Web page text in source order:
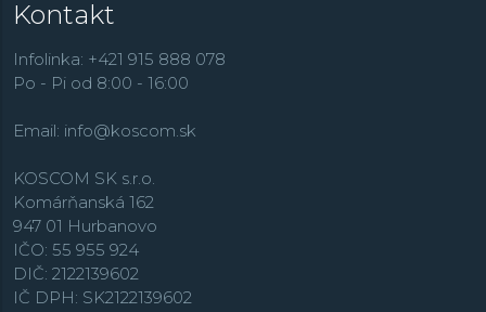
Kontakt
Infolinka: +421 915 888 078
Po - Pi od 8:00 - 16:00
Email: info@koscom.sk
KOSCOM SK s.r.o.
Komárňanská 162
947 01 Hurbanovo
IČO: 55 955 924
DIČ: 2122139602
IČ DPH: SK2122139602